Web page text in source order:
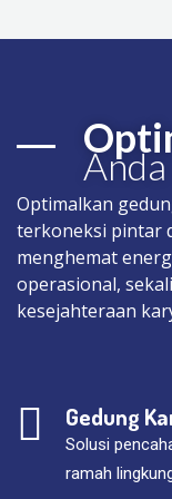
Anda
Optimalkan
terkoneksi pintar
menghemat
operasional,
kesejahteraan
Gedung
Solusi
ramah